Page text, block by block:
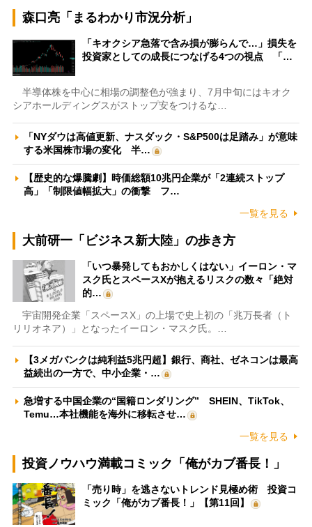
森口亮「まるわかり市況分析」
「キオクシア急落で含み損が膨らんで…」損失を
投資家としての成長につなげる4つの視点 「…
半導体株を中心に相場の調整色が強まり、7月中旬にはキオク
シアホールディングスがストップ安をつけるな…
「NYダウは高値更新、ナスダック・S&P500は足踏み」が意味
する米国株市場の変化 半…
【歴史的な爆騰劇】時価総額10兆円企業が「2連続ストップ
高」「制限値幅拡大」の衝撃 フ…
一覧を見る
大前研一「ビジネス新大陸」の歩き方
「いつ暴発してもおかしくはない」イーロン・マ
スク氏とスペースXが抱えるリスクの数々「絶対
的…
宇宙開発企業「スペースX」の上場で史上初の「兆万長者（ト
リリオネア）」となったイーロン・マスク氏。…
【3メガバンクは純利益5兆円超】銀行、商社、ゼネコンは最高
益続出の一方で、中小企業・…
急増する中国企業の“国籍ロンダリング” SHEIN、TikTok、
Temu…本社機能を海外に移転させ…
一覧を見る
投資ノウハウ満載コミック「俺がカブ番長！」
「売り時」を逃さないトレンド見極め術 投資コ
ミック「俺がカブ番長！」【第11回】